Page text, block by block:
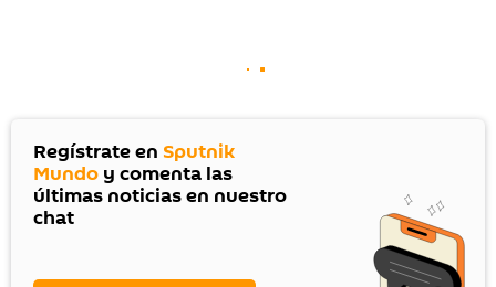
Regístrate en Sputnik
Mundo y comenta las
últimas noticias en nuestro
chat